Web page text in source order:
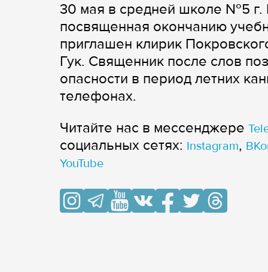
30 мая в средней школе №5 г.
посвященная окончанию
приглашен клирик
Гук. Священник после слов
опасности в период летних
телефонах.
Читайте нас в мессенджере
cоциальных сетях: Instagram,
YouTube